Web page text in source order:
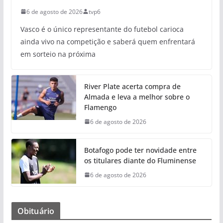
6 de agosto de 2026 tvp6
Vasco é o único representante do futebol carioca
ainda vivo na competição e saberá quem enfrentará
em sorteio na próxima
River Plate acerta compra de
Almada e leva a melhor sobre o
Flamengo
6 de agosto de 2026
Botafogo pode ter novidade entre
os titulares diante do Fluminense
6 de agosto de 2026
Obituário